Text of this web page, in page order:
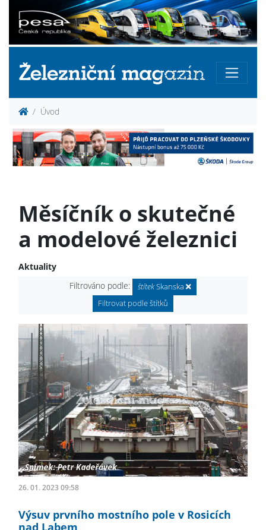
Úvod
Měsíčník o skutečné
a modelové železnici
Aktuality
Filtrováno podle:
štítekSkanska
Filtrovat podle štítků
26. 01. 2023 09:58
Výsuv prvního mostního pole v Rosicích
nad Labem